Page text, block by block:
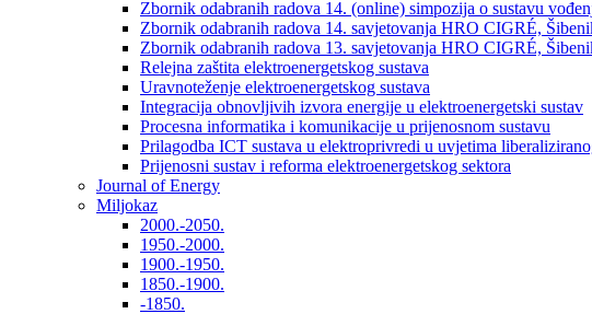
Zbornik odabranih radova 14. (online) simpozija o sustavu
Zbornik odabranih radova 14. savjetovanja HRO CIGRÉ,
Zbornik odabranih radova 13. savjetovanja HRO CIGRÉ,
Relejna zaštita elektroenergetskog sustava
Uravnoteženje elektroenergetskog sustava
Integracija obnovljivih izvora energije u elektroenergetski sustav
Procesna informatika i komunikacije u prijenosnom sustavu
Prilagodba ICT sustava u elektroprivredi u uvjetima
Prijenosni sustav i reforma elektroenergetskog sektora
Journal of Energy
Miljokaz
2000.-2050.
1950.-2000.
1900.-1950.
1850.-1900.
-1850.